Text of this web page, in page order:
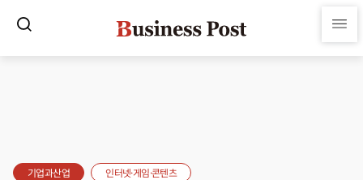
기업과산업 인터넷·게임·콘텐츠